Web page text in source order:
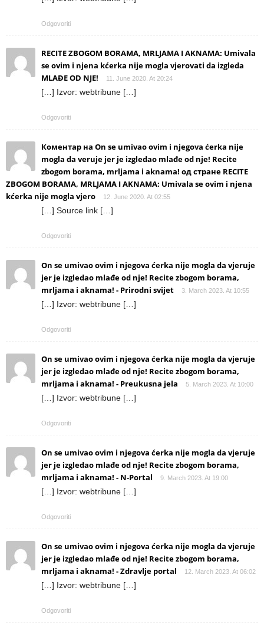
Odgovoriti
RECITE ZBOGOM BORAMA, MRLJAMA I AKNAMA: Umivala
se ovim i njena kćerka nije mogla vjerovati da izgleda
MLAĐE OD NJE!
11. June 2020. At 20:24
[…] Izvor: webtribune […]
Odgovoriti
Коментар на On se umivao ovim i njegova ćerka nije
mogla da veruje jer je izgledao mlađe od nje! Recite
zbogom borama, mrljama i aknama! од стране RECITE
ZBOGOM BORAMA, MRLJAMA I AKNAMA: Umivala se ovim i njena
kćerka nije mogla vjero
12. June 2020. At 02:55
[…] Source link […]
Odgovoriti
On se umivao ovim i njegova ćerka nije mogla da vjeruje
jer je izgledao mlađe od nje! Recite zbogom borama,
mrljama i aknama! - Prirodni svijet
3. March 2023. At 10:55
[…] Izvor: webtribune […]
Odgovoriti
On se umivao ovim i njegova ćerka nije mogla da vjeruje
jer je izgledao mlađe od nje! Recite zbogom borama,
mrljama i aknama! - Preukusna jela
5. March 2023. At 10:00
[…] Izvor: webtribune […]
Odgovoriti
On se umivao ovim i njegova ćerka nije mogla da vjeruje
jer je izgledao mlađe od nje! Recite zbogom borama,
mrljama i aknama! - N-Portal
9. March 2023. At 19:00
[…] Izvor: webtribune […]
Odgovoriti
On se umivao ovim i njegova ćerka nije mogla da vjeruje
jer je izgledao mlađe od nje! Recite zbogom borama,
mrljama i aknama! - Zdravlje portal
12. March 2023. At 06:02
[…] Izvor: webtribune […]
Odgovoriti